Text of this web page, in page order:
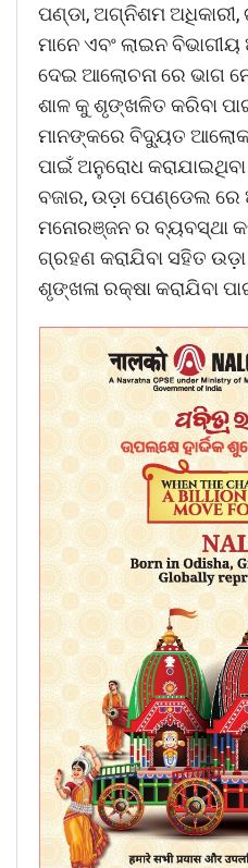
ପଣ୍ଡା, ଅଗ୍ନିଶମ
ମାନେ ଏବଂ ଲାଇନ
ଦେଇ ଆଲୋଚନା ରେ ଭାଗ
ଶାଳ କୁ ଶୃଙ୍ଖଳିତ କରିବା
ମାନଙ୍କରେ ବିଦ୍ୟୁତ
ପାଇଁ ଅନୁରୋଧ
ବଜାର, ଉଡ଼ା ପେଣ୍ଡେଲ ରେ
ମନୋରଞ୍ଜନ ର ବ୍ୟବସ୍ଥା
ଗ୍ରହଣ କରାଯିବା ସହିତ
ଶୃଙ୍ଖଳା ରକ୍ଷା କରାଯିବା